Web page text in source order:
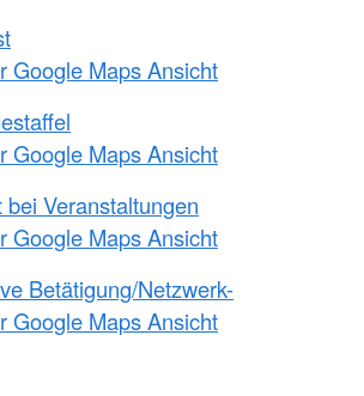
Google Maps Ansicht
Google Maps Ansicht
Veranstaltungen
Google Maps Ansicht
Betätigung/Netzwerk-
Google Maps Ansicht